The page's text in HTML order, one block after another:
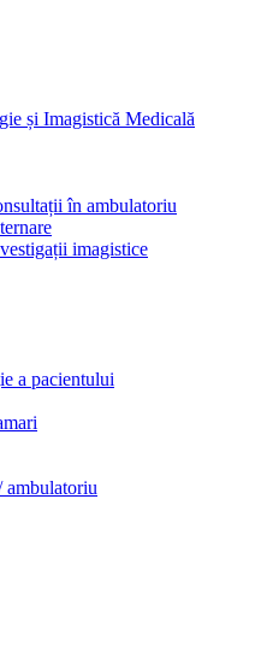
și Imagistică Medicală
în ambulatoriu
imagistice
a pacientului
ambulatoriu